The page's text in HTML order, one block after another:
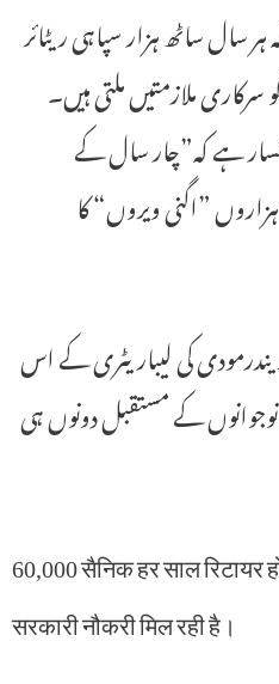
سال ساٹھ ہزار سپاہی ریٹائر
ہیں جس میں سے 3000کو سرکاری ملازمتیں ملتی ہیں۔
ہے کہ”چار سال کے
”اگنی ویروں“ کا
کی لیباریٹری کے اس
کے مستقبل دونوں ہی
60,000 सैनिक हर साल रिटायर
सरकारी नौकरी मिल रही है।